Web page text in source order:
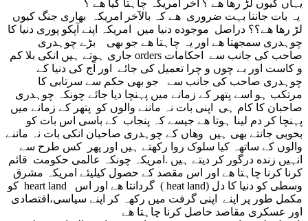
یہاں کیوں لڑ رها هے ؟ آخر امریکہ چاہتا کیا هے ؟
یہ بات جاننا بہت ضروری هے کہ بالآخر امریکہ بهاری جنگ کیوں
لڑ رها هے؟؟ دراصل موجوده دنیا میں امریکہ اپنے آپکو پوری دنیا کا
چوہدری سمجهتا هے اور یہ چاہتا هے جو بهی بڑے چوہدری
صاحب کی جانب سے احکامات orders جاری ہوتے ہیں انکی بلا کم
و کاست اور بے چوں و چرا تعمیل کی جائے اور آج کی دنیا کے
چوہدری صاحب کی جانب سے جو بهی حکم سے سرتابی کا
مرتکب ہو اسے پتهر کے زمانے میں پہنچا دیا جائے چونکہ چوہدری
صاحبان کا کام ہی اپنی بات نہ ماننے والوں کو پتهر کے زمانے میں
پہنچا کر دم لینا ہوتا هے جیسے کہ پنجاب کے باسی اس بات کو
بخوبی جانتے بهی ہیں وهاں کے چوہدری صاحبان انکی بات نہ ماننے
والوں کے ساتهہ کیا سلوک روا رکهتے ہیں اور پهر کس طرح سے
انہیں زنده درگور کر دیتے ہیں .امریکہ چونکہ عالمی حکومت قائم
کرنا کرنا چاہتا هے اور اس مقصد کے حصول کیلیئے امریکہ مشرق
وسطی کو دنیا کا دل (heat land ) گردانتا هے اور اس heart land کو
مکمل طور پر اپنے اپنی گرفت میں رکهہ کر اپنے سیاسی،اقتصادی
اور عسکری مقاصد حاصل کرنا چاہتا هے